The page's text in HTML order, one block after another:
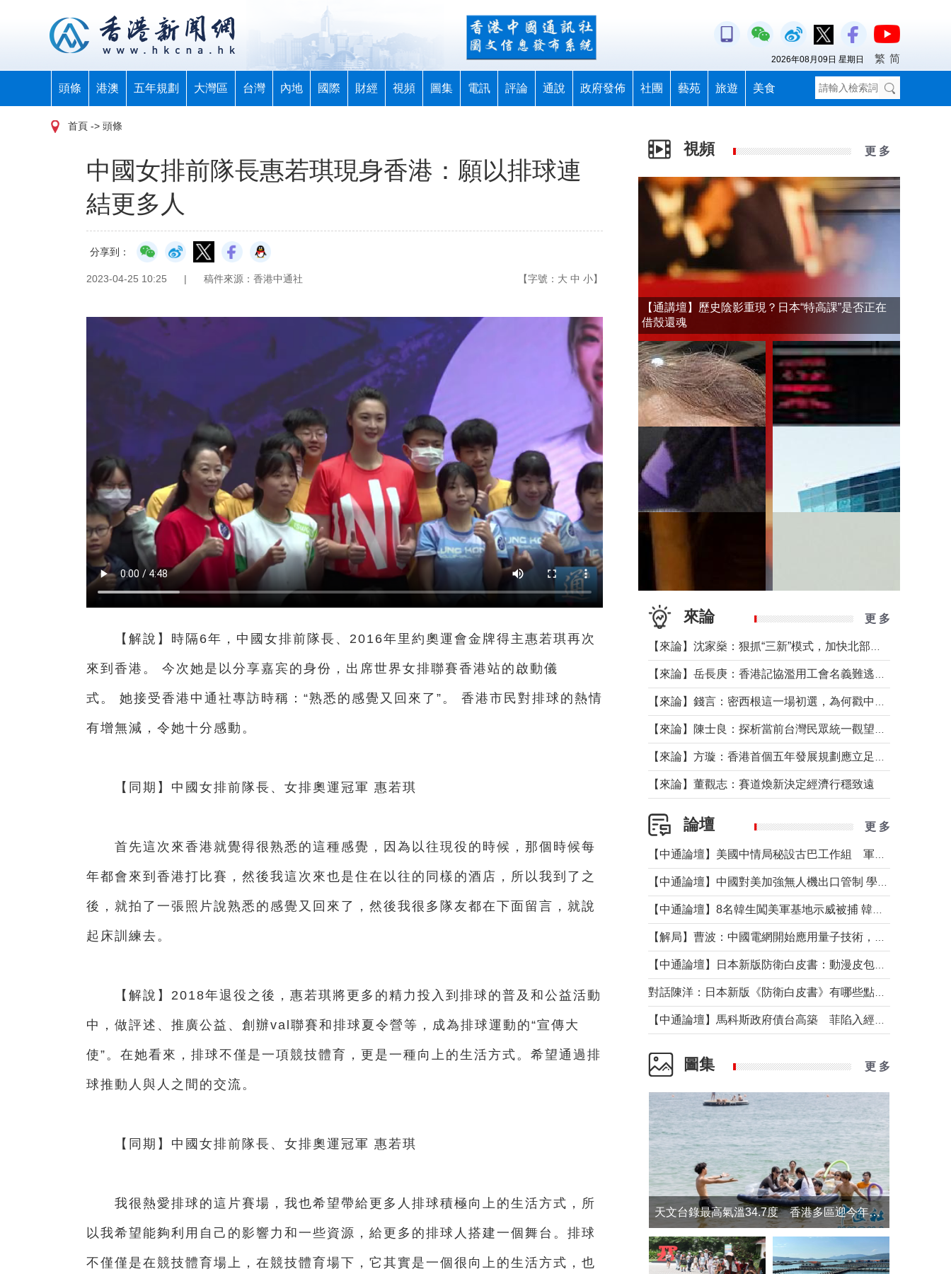
頭條 港澳 五年規劃 大灣區 台灣 內地 國際 財經 視頻 圖集 電訊 評論 通說 政府發佈 社團 藝苑 旅遊 美食
2026年08月09日 星期日 繁 简
首頁 -> 頭條
中國女排前隊長惠若琪現身香港：願以排球連
結更多人
分享到：
2023-04-25 10:25 | 稿件來源：香港中通社 【字號： 大 中 小】
【解說】時隔6年，中國女排前隊長、2016年里約奧運會金牌得主惠若琪再次
來到香港。 今次她是以分享嘉宾的身份，出席世界女排聯賽香港站的啟動儀
式。 她接受香港中通社專訪時稱：“熟悉的感覺又回來了”。 香港市民對排球的熱情
有增無減，令她十分感動。
【同期】中國女排前隊長、女排奧運冠軍 惠若琪
首先這次來香港就覺得很熟悉的這種感覺，因為以往現役的時候，那個時候每
年都會來到香港打比賽，然後我這次來也是住在以往的同樣的酒店，所以我到了之
後，就拍了一張照片說熟悉的感覺又回來了，然後我很多隊友都在下面留言，就說
起床訓練去。
【解說】2018年退役之後，惠若琪將更多的精力投入到排球的普及和公益活動
中，做評述、推廣公益、創辦val聯賽和排球夏令營等，成為排球運動的“宣傳大
使”。在她看來，排球不僅是一項競技體育，更是一種向上的生活方式。希望通過排
球推動人與人之間的交流。
【同期】中國女排前隊長、女排奧運冠軍 惠若琪
我很熱愛排球的這片賽場，我也希望帶給更多人排球積極向上的生活方式，所
以我希望能夠利用自己的影響力和一些資源，給更多的排球人搭建一個舞台。排球
不僅僅是在競技體育場上，在競技體育場下，它其實是一個很向上的生活方式，也
視頻 更 多
【通講壇】歷史陰影重現？日本“特高課”是否正在
借殼還魂
來論 更 多
【來論】董觀志：賽道煥新決定經濟行穩致遠
論壇 更 多
圖集 更 多
天文台錄最高氣溫34.7度 香港多區迎今年最熱一天